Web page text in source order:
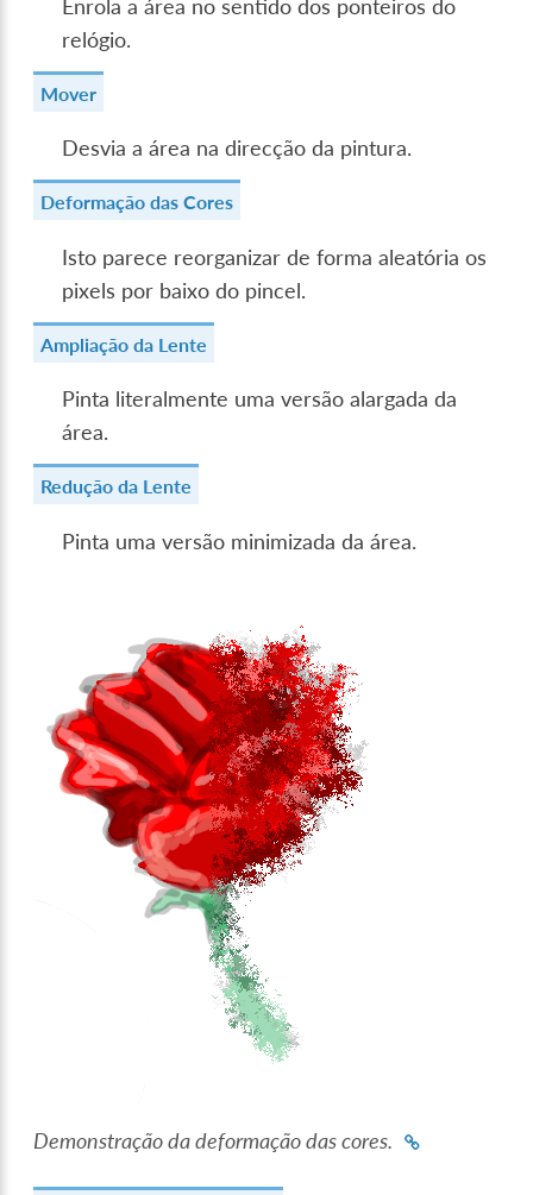
Enrola a área no sentido dos ponteiros do
relógio.
Mover
Desvia a área na direcção da pintura.
Deformação das Cores
Isto parece reorganizar de forma aleatória os
pixels por baixo do pincel.
Ampliação da Lente
Pinta literalmente uma versão alargada da
área.
Redução da Lente
Pinta uma versão minimizada da área.
Demonstração da deformação das cores.